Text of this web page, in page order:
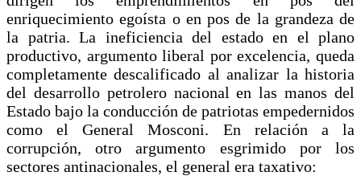
enriquecimiento egoísta o en pos de la grandeza de
la patria. La ineficiencia del estado en el plano
productivo, argumento liberal por excelencia, queda
completamente descalificado al analizar la historia
del desarrollo petrolero nacional en las manos del
Estado bajo la conducción de patriotas empedernidos
como el General Mosconi. En relación a la
corrupción, otro argumento esgrimido por los
sectores antinacionales, el general era taxativo: